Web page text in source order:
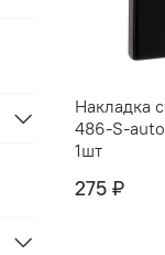
Накладка
486-S-
1шт
275 ₽